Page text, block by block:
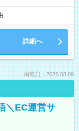
詳細へ
掲載日：2026.08.09
＼EC運営サ